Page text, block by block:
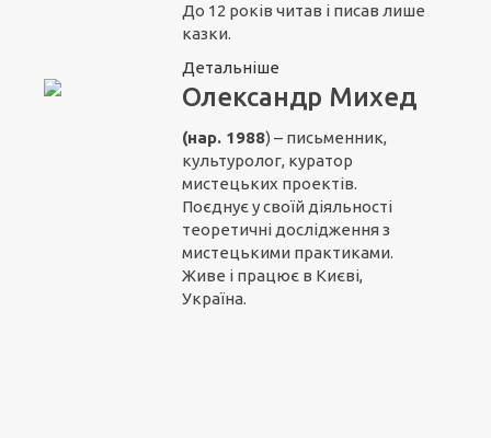
До 12 років читав і писав лише
казки.
Детальніше
Олександр Михед
(нар. 1988) – письменник,
культуролог, куратор
мистецьких проектів.
Поєднує у своїй діяльності
теоретичні дослідження з
мистецькими практиками.
Живе і працює в Києві,
Україна.